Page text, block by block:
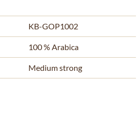
KB-GOP1002
100 % Arabica
Medium strong